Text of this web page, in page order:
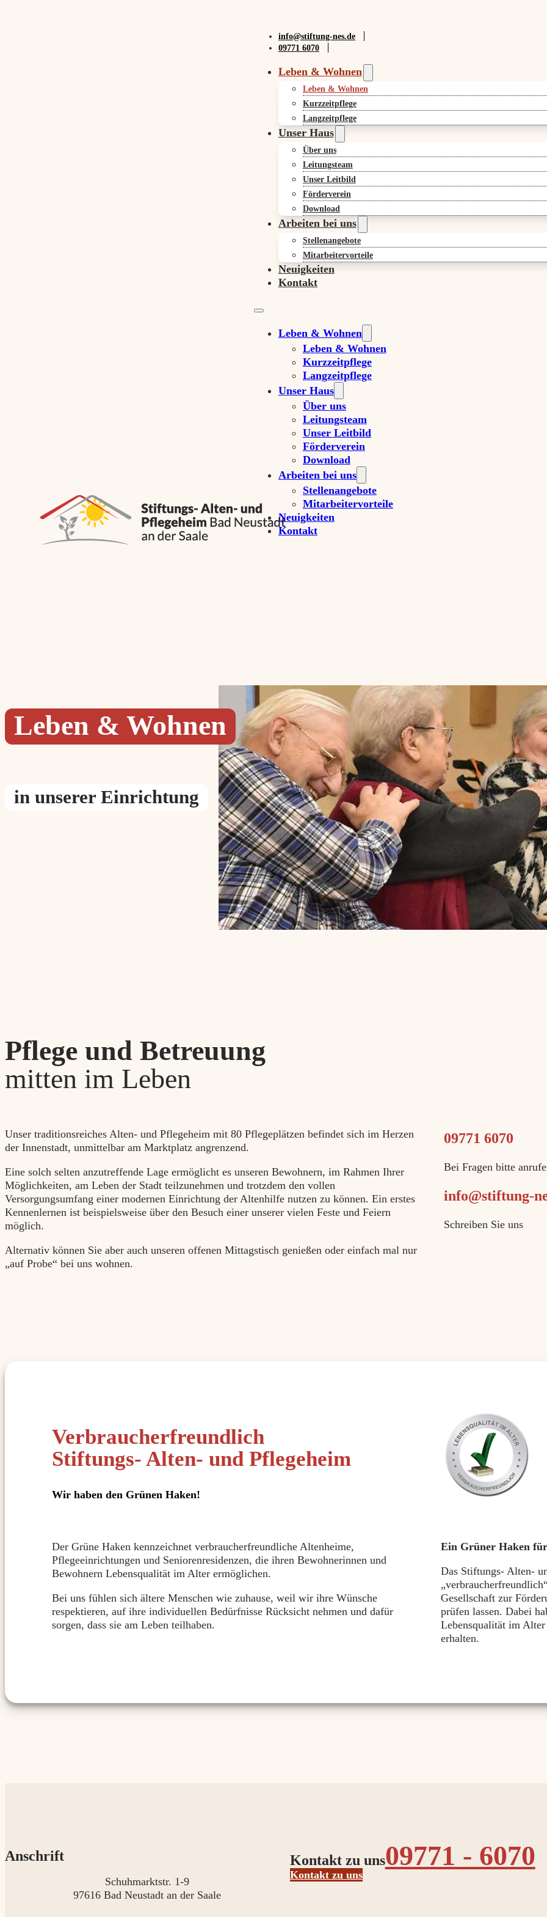
info@stiftung-nes.de
09771 6070
Leben & Wohnen
Leben & Wohnen
Kurzzeitpflege
Langzeitpflege
Unser Haus
Über uns
Leitungsteam
Unser Leitbild
Förderverein
Download
Arbeiten bei uns
Stellenangebote
Mitarbeitervorteile
Neuigkeiten
Kontakt
Leben & Wohnen
Leben & Wohnen
Kurzzeitpflege
Langzeitpflege
Unser Haus
Über uns
Leitungsteam
Unser Leitbild
Förderverein
Download
Arbeiten bei uns
Stellenangebote
Mitarbeitervorteile
Neuigkeiten
Kontakt
Leben & Wohnen
in unserer Einrichtung
Pflege und Betreuung
mitten im Leben
Unser traditionsreiches Alten- und Pflegeheim mit 80 Pflegeplätzen befindet sich im Herzen
der Innenstadt, unmittelbar am Marktplatz angrenzend.
Eine solch selten anzutreffende Lage ermöglicht es unseren Bewohnern, im Rahmen Ihrer
Möglichkeiten, am Leben der Stadt teilzunehmen und trotzdem den vollen
Versorgungsumfang einer modernen Einrichtung der Altenhilfe nutzen zu können. Ein erstes
Kennenlernen ist beispielsweise über den Besuch einer unserer vielen Feste und Feiern
möglich.
Alternativ können Sie aber auch unseren offenen Mittagstisch genießen oder einfach mal nur
„auf Probe“ bei uns wohnen.
09771 6070
Bei Fragen bitte
info@stiftung-
Schreiben Sie uns
Verbraucherfreundlich
Stiftungs- Alten- und Pflegeheim
Wir haben den Grünen Haken!
Der Grüne Haken kennzeichnet verbraucherfreundliche Altenheime,
Pflegeeinrichtungen und Seniorenresidenzen, die ihren Bewohnerinnen und
Bewohnern Lebensqualität im Alter ermöglichen.
Bei uns fühlen sich ältere Menschen wie zuhause, weil wir ihre Wünsche
respektieren, auf ihre individuellen Bedürfnisse Rücksicht nehmen und dafür
sorgen, dass sie am Leben teilhaben.
Ein Grüner Haken
Das Stiftungs- Alten-
Gesellschaft zur
prüfen lassen. Dabei
Lebensqualität im
erhalten.
Anschrift
Schuhmarktstr. 1-9
97616 Bad Neustadt an der Saale
Kontakt zu uns09771 - 6070
Kontakt zu uns